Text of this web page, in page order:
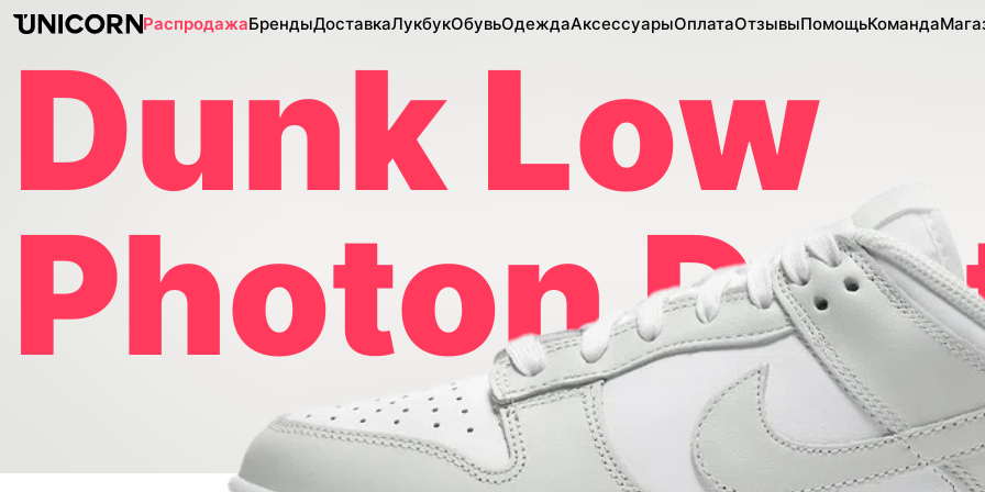
РаспродажаБрендыДоставкаЛукбукОбувьОдеждаАксессуарыОплатаОтзывыПомощьКоманда
Dunk Low
Photon